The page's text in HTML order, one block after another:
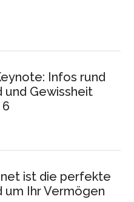
Infos rund
und Gewissheit
ist die perfekte
um Ihr Vermögen